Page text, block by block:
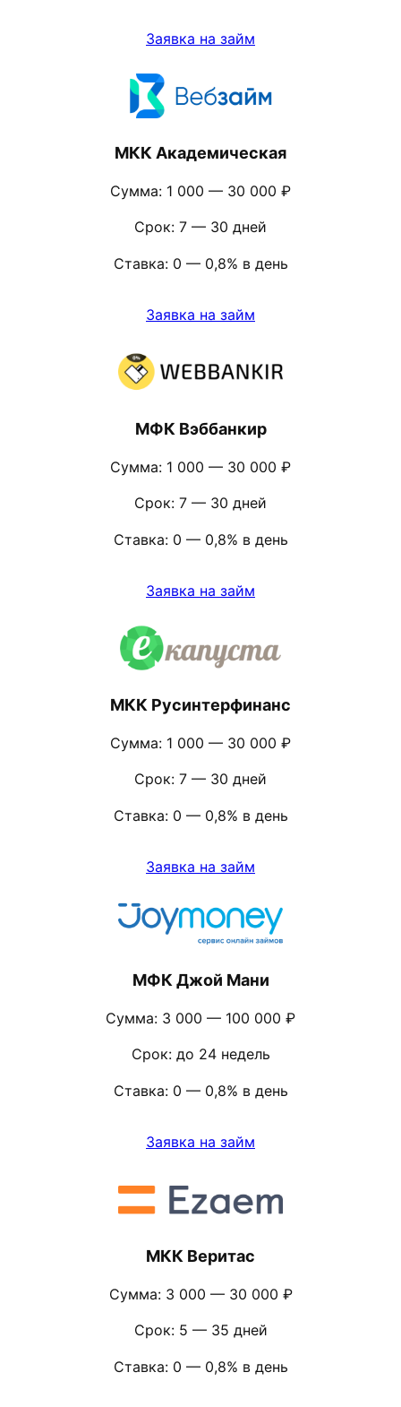
Заявка на займ
МКК Академическая
Сумма: 1 000 — 30 000 ₽
Срок: 7 — 30 дней
Ставка: 0 — 0,8% в день
Заявка на займ
МФК Вэббанкир
Сумма: 1 000 — 30 000 ₽
Срок: 7 — 30 дней
Ставка: 0 — 0,8% в день
Заявка на займ
МКК Русинтерфинанс
Сумма: 1 000 — 30 000 ₽
Срок: 7 — 30 дней
Ставка: 0 — 0,8% в день
Заявка на займ
МФК Джой Мани
Сумма: 3 000 — 100 000 ₽
Срок: до 24 недель
Ставка: 0 — 0,8% в день
Заявка на займ
МКК Веритас
Сумма: 3 000 — 30 000 ₽
Срок: 5 — 35 дней
Ставка: 0 — 0,8% в день